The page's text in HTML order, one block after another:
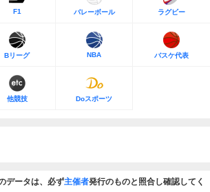
F1 バレーボール ラグビー
Bリーグ NBA バスケ代表
他競技 Doスポーツ
データは、必ず主催者発行のものと照合し確認してく